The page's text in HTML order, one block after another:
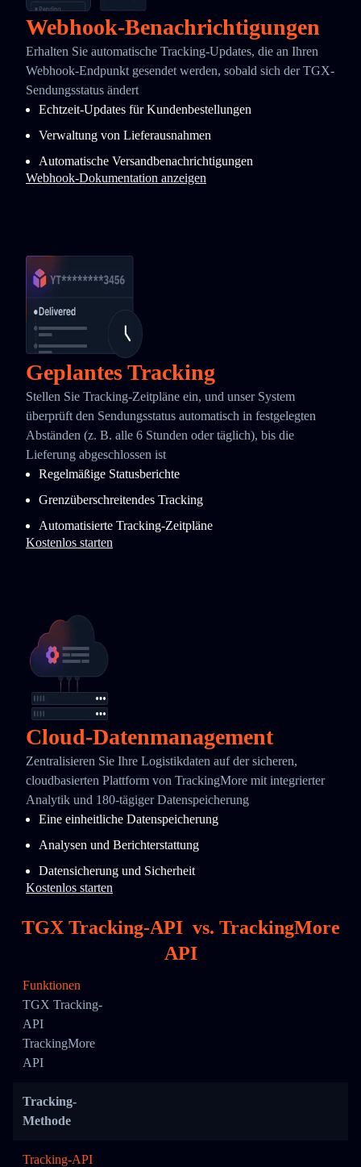
Webhook-Benachrichtigungen
Erhalten Sie automatische Tracking-Updates, die an Ihren
Webhook-Endpunkt gesendet werden, sobald sich der TGX-
Sendungsstatus ändert
Echtzeit-Updates für Kundenbestellungen
Verwaltung von Lieferausnahmen
Automatische Versandbenachrichtigungen
Webhook-Dokumentation anzeigen
Geplantes Tracking
Stellen Sie Tracking-Zeitpläne ein, und unser System
überprüft den Sendungsstatus automatisch in festgelegten
Abständen (z. B. alle 6 Stunden oder täglich), bis die
Lieferung abgeschlossen ist
Regelmäßige Statusberichte
Grenzüberschreitendes Tracking
Automatisierte Tracking-Zeitpläne
Kostenlos starten
Cloud-Datenmanagement
Zentralisieren Sie Ihre Logistikdaten auf der sicheren,
cloudbasierten Plattform von TrackingMore mit integrierter
Analytik und 180-tägiger Datenspeicherung
Eine einheitliche Datenspeicherung
Analysen und Berichterstattung
Datensicherung und Sicherheit
Kostenlos starten
TGX Tracking-API vs. TrackingMore
API
Funktionen
TGX Tracking-
API
TrackingMore
API
Tracking-
Methode
Tracking-API